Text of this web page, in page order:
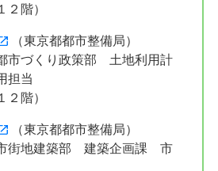
２階）
（東京都都市整備局）
市づくり政策部 土地利用計
担当
２階）
（東京都都市整備局）
街地建築部 建築企画課 市